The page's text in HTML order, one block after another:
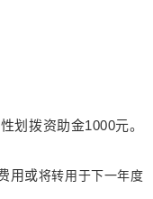
划拨资助金1000元。
用或将转用于下一年度